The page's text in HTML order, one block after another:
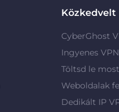
Közkedvelt
CyberGhost
Ingyenes
Töltsd le most
Weboldalak
Dedikált IP